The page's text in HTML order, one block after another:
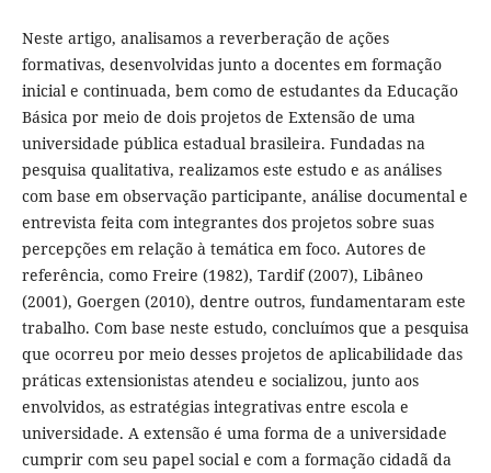
Neste artigo, analisamos a reverberação de ações
formativas, desenvolvidas junto a docentes em formação
inicial e continuada, bem como de estudantes da Educação
Básica por meio de dois projetos de Extensão de uma
universidade pública estadual brasileira. Fundadas na
pesquisa qualitativa, realizamos este estudo e as análises
com base em observação participante, análise documental e
entrevista feita com integrantes dos projetos sobre suas
percepções em relação à temática em foco. Autores de
referência, como Freire (1982), Tardif (2007), Libâneo
(2001), Goergen (2010), dentre outros, fundamentaram este
trabalho. Com base neste estudo, concluímos que a pesquisa
que ocorreu por meio desses projetos de aplicabilidade das
práticas extensionistas atendeu e socializou, junto aos
envolvidos, as estratégias integrativas entre escola e
universidade. A extensão é uma forma de a universidade
cumprir com seu papel social e com a formação cidadã da